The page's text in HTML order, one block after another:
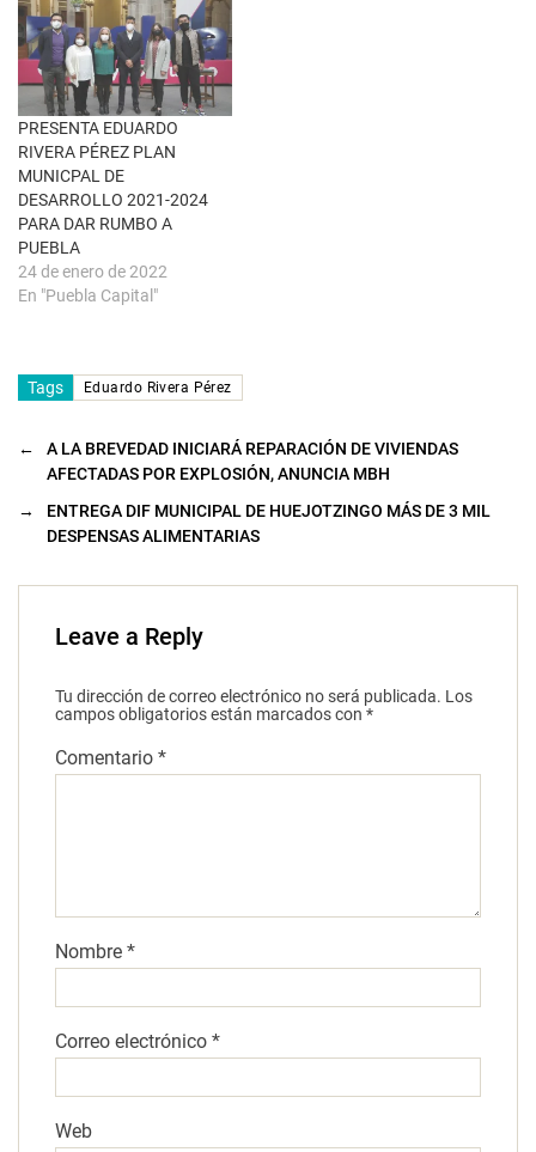
a
v
e
n
a
n
a
n
u
e
v
a
)
PRESENTA EDUARDO
RIVERA PÉREZ PLAN
MUNICPAL DE
DESARROLLO 2021-2024
PARA DAR RUMBO A
PUEBLA
24 de enero de 2022
En "Puebla Capital"
Tags Eduardo Rivera Pérez
←
A LA BREVEDAD INICIARÁ REPARACIÓN DE VIVIENDAS
AFECTADAS POR EXPLOSIÓN, ANUNCIA MBH
→
ENTREGA DIF MUNICIPAL DE HUEJOTZINGO MÁS DE 3 MIL
DESPENSAS ALIMENTARIAS
Leave a Reply
Tu dirección de correo electrónico no será publicada. Los
campos obligatorios están marcados con *
Comentario *
Nombre *
Correo electrónico *
Web